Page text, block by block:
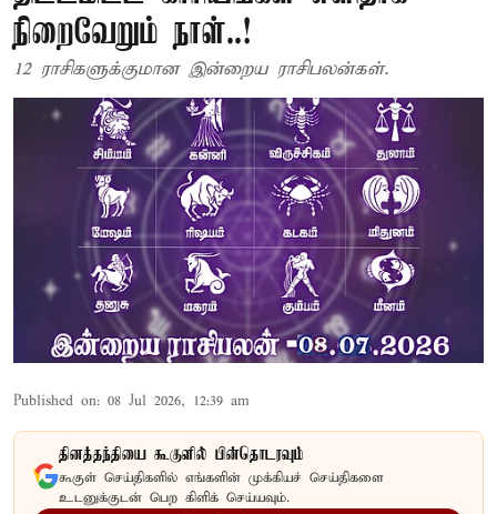
நிறைவேறும் நாள்..!
12 ராசிகளுக்குமான இன்றைய ராசிபலன்கள்.
Published on: 08 Jul 2026, 12:39 am
தினத்தந்தியை கூகுளில் பின்தொடரவும்
கூகுள் செய்திகளில் எங்களின் முக்கியச் செய்திகளை
உடனுக்குடன் பெற கிளிக் செய்யவும்.